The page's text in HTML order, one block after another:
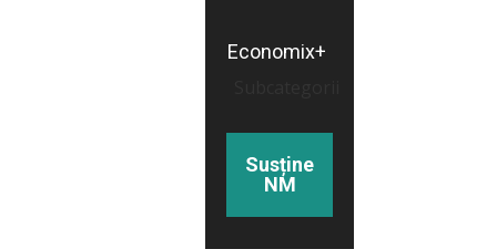
Economix+
Susține
NM